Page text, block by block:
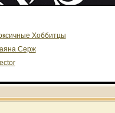
Хоббитцы
Серж